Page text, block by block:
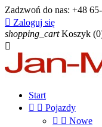
Zadzwoń do nas: +48
 Zaloguj się
shopping_cart Koszyk

Start
  Pojazdy
  Nowe